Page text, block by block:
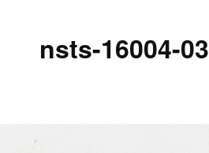
nsts-16004-03